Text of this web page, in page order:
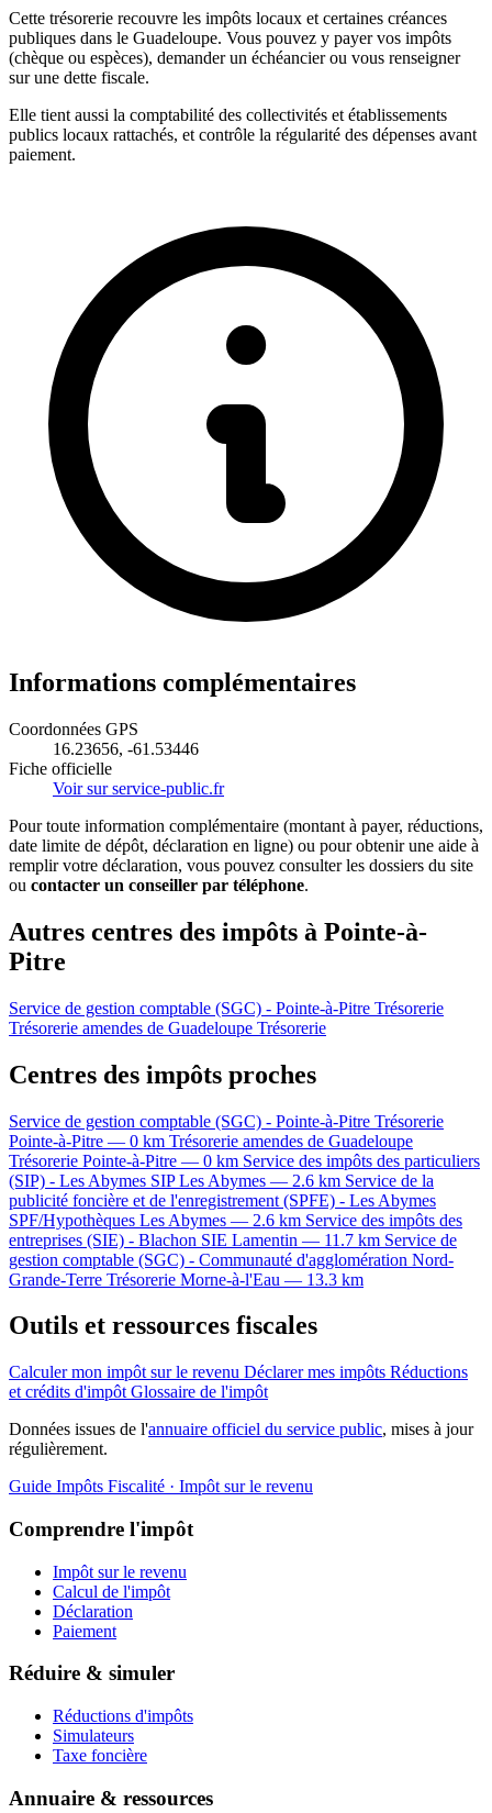
Cette trésorerie recouvre les impôts locaux et certaines créances
publiques dans le Guadeloupe. Vous pouvez y payer vos impôts
(chèque ou espèces), demander un échéancier ou vous renseigner
sur une dette fiscale.
Elle tient aussi la comptabilité des collectivités et établissements
publics locaux rattachés, et contrôle la régularité des dépenses avant
paiement.
Informations complémentaires
Coordonnées GPS
16.23656, -61.53446
Fiche officielle
Voir sur service-public.fr
Pour toute information complémentaire (montant à payer, réductions,
date limite de dépôt, déclaration en ligne) ou pour obtenir une aide à
remplir votre déclaration, vous pouvez consulter les dossiers du site
ou contacter un conseiller par téléphone.
Autres centres des impôts à Pointe-à-
Pitre
Service de gestion comptable (SGC) - Pointe-à-Pitre Trésorerie
Trésorerie amendes de Guadeloupe Trésorerie
Centres des impôts proches
Service de gestion comptable (SGC) - Pointe-à-Pitre Trésorerie
Pointe-à-Pitre — 0 km Trésorerie amendes de Guadeloupe
Trésorerie Pointe-à-Pitre — 0 km Service des impôts des particuliers
(SIP) - Les Abymes SIP Les Abymes — 2.6 km Service de la
publicité foncière et de l'enregistrement (SPFE) - Les Abymes
SPF/Hypothèques Les Abymes — 2.6 km Service des impôts des
entreprises (SIE) - Blachon SIE Lamentin — 11.7 km Service de
gestion comptable (SGC) - Communauté d'agglomération Nord-
Grande-Terre Trésorerie Morne-à-l'Eau — 13.3 km
Outils et ressources fiscales
Calculer mon impôt sur le revenu Déclarer mes impôts Réductions
et crédits d'impôt Glossaire de l'impôt
Données issues de l'annuaire officiel du service public, mises à jour
régulièrement.
Guide Impôts Fiscalité · Impôt sur le revenu
Comprendre l'impôt
Impôt sur le revenu
Calcul de l'impôt
Déclaration
Paiement
Réduire & simuler
Réductions d'impôts
Simulateurs
Taxe foncière
Annuaire & ressources